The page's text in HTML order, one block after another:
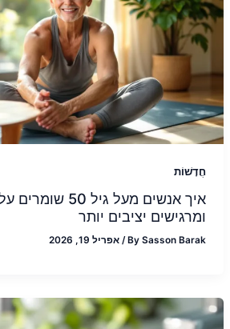
חֲדָשׁוֹת
איך אנשים מעל
ומרגישים יציבים יותר
BySasson Barak
/ אפריל 19, 2026